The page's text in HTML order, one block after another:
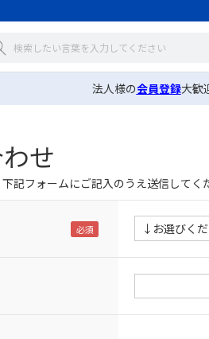
法人様の会員登録大歓
せ
記フォームにご記入のうえ送信してく